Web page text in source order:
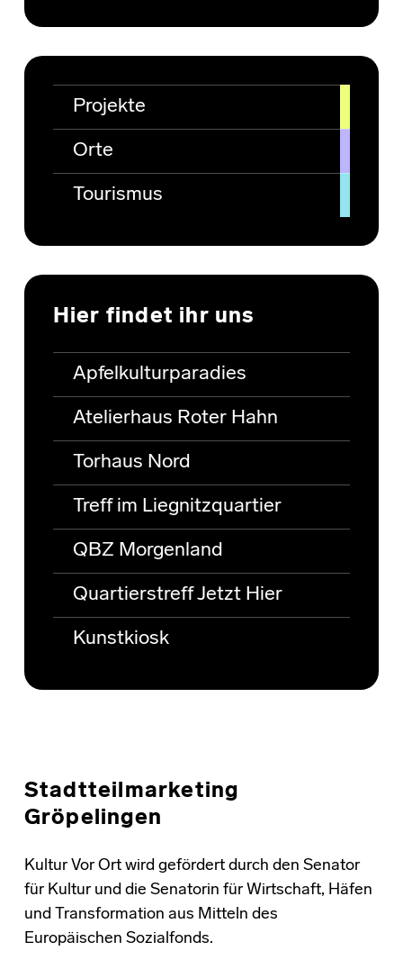
Projekte
Orte
Tourismus
Hier findet ihr uns
Apfelkulturparadies
Atelierhaus Roter Hahn
Torhaus Nord
Treff im Liegnitzquartier
QBZ Morgenland
Quartierstreff Jetzt Hier
Kunstkiosk
Stadtteilmarketing
Gröpelingen
Kultur Vor Ort wird gefördert durch den Senator
für Kultur und die Senatorin für Wirtschaft, Häfen
und Transformation aus Mitteln des
Europäischen Sozialfonds.